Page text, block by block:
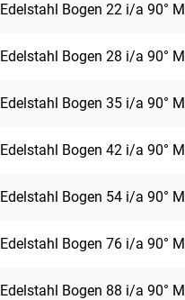
Edelstahl Bogen 22 i/a 90°
Edelstahl Bogen 28 i/a 90°
Edelstahl Bogen 35 i/a 90°
Edelstahl Bogen 42 i/a 90°
Edelstahl Bogen 54 i/a 90°
Edelstahl Bogen 76 i/a 90°
Edelstahl Bogen 88 i/a 90°